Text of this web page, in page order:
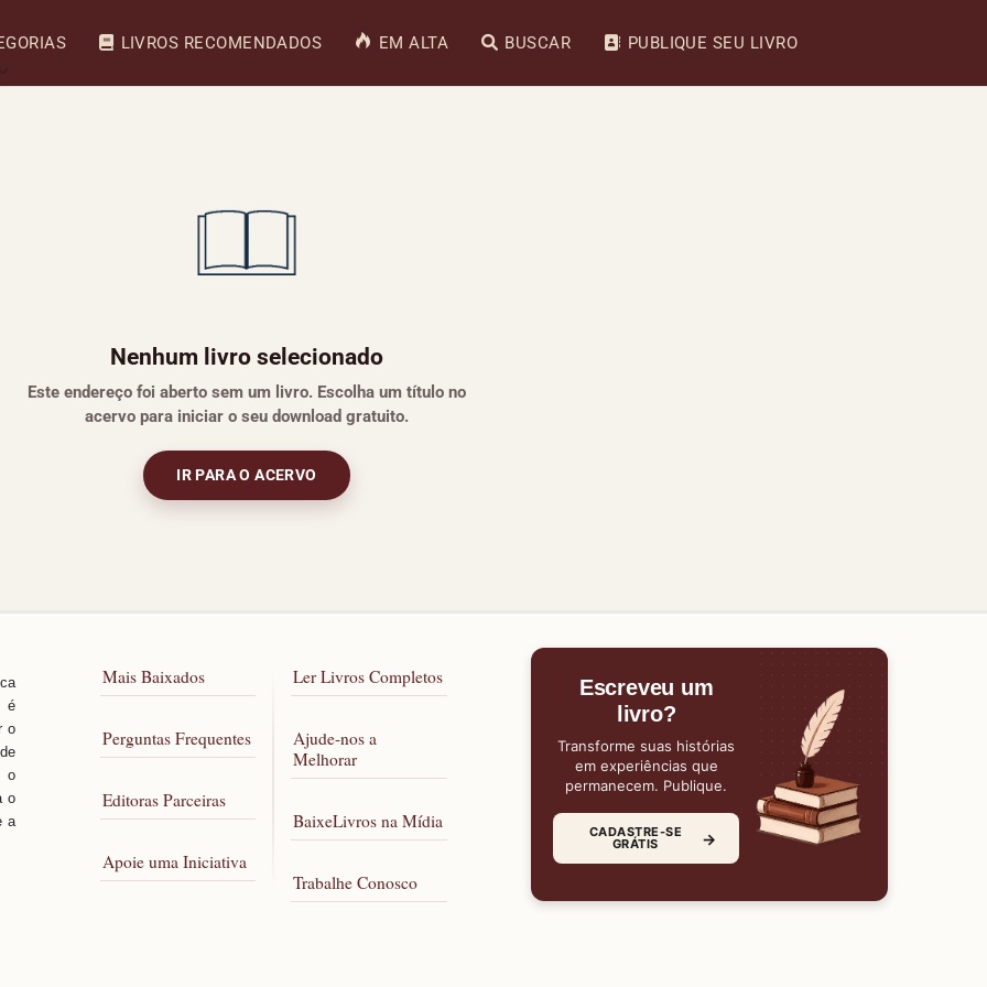
LIVROS RECOMENDADOS EM ALTA BUSCAR PUBLIQUE SEU LIVRO
Nenhum livro selecionado
Este endereço foi aberto sem um livro. Escolha um título no
acervo para iniciar o seu download gratuito.
IR PARA O ACERVO
é
o
o
o
a
Mais Baixados
Perguntas Frequentes
Editoras Parceiras
Apoie uma Iniciativa
Ler Livros Completos
Ajude-nos a
Melhorar
BaixeLivros na Mídia
Trabalhe Conosco
Escreveu um
livro?
Transforme suas histórias
em experiências que
permanecem. Publique.
CADASTRE-SE
GRÁTIS →